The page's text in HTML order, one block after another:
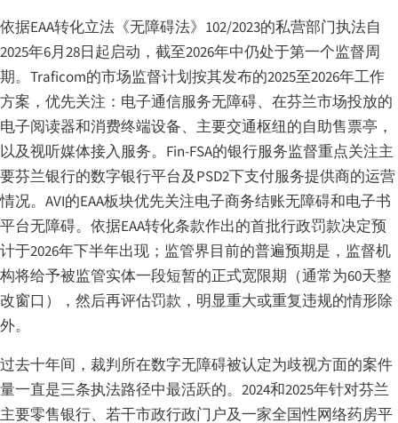
依据EAA转化立法《无障碍法》102/2023的私营部门执法自
2025年6月28日起启动，截至2026年中仍处于第一个监督周
期。Traficom的市场监督计划按其发布的2025至2026年工作
方案，优先关注：电子通信服务无障碍、在芬兰市场投放的
电子阅读器和消费终端设备、主要交通枢纽的自助售票亭，
以及视听媒体接入服务。Fin-FSA的银行服务监督重点关注主
要芬兰银行的数字银行平台及PSD2下支付服务提供商的运营
情况。AVI的EAA板块优先关注电子商务结账无障碍和电子书
平台无障碍。依据EAA转化条款作出的首批行政罚款决定预
计于2026年下半年出现；监管界目前的普遍预期是，监督机
构将给予被监管实体一段短暂的正式宽限期（通常为60天整
改窗口），然后再评估罚款，明显重大或重复违规的情形除
外。
过去十年间，裁判所在数字无障碍被认定为歧视方面的案件
量一直是三条执法路径中最活跃的。2024和2025年针对芬兰
主要零售银行、若干市政行政门户及一家全国性网络药房平